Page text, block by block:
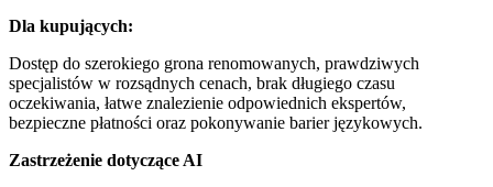
Dla kupujących:
Dostęp do szerokiego grona renomowanych, prawdziwych
specjalistów w rozsądnych cenach, brak długiego czasu
oczekiwania, łatwe znalezienie odpowiednich ekspertów,
bezpieczne płatności oraz pokonywanie barier językowych.
Zastrzeżenie dotyczące AI